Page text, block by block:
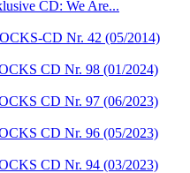
CD: We Are...
CD Nr. 42 (05/2014)
CD Nr. 98 (01/2024)
CD Nr. 97 (06/2023)
CD Nr. 96 (05/2023)
CD Nr. 94 (03/2023)